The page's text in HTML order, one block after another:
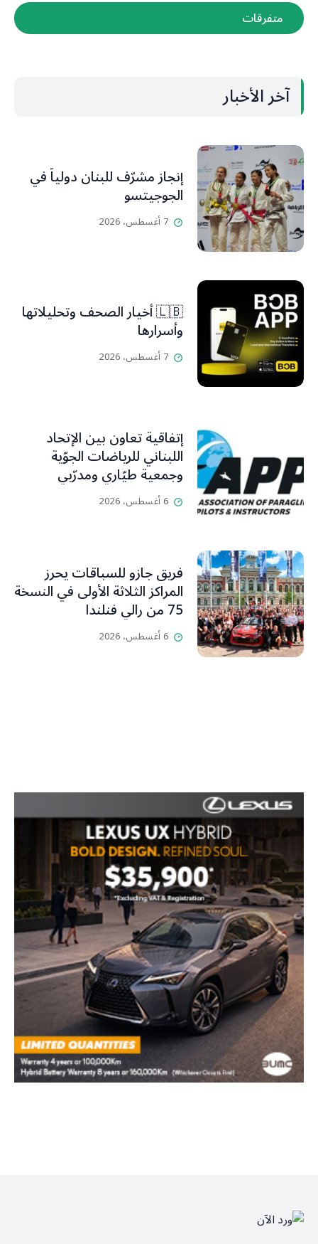
متفرقات
آخر الأخبار
إنجاز مشرّف للبنان دولياً في
الجوجيتسو
7 أغسطس، 2026
🇱🇧 أخيار الصحف وتحليلاتها
وأسرارها
7 أغسطس، 2026
إتفاقية تعاون بين الإتحاد
اللبناني للرياضات الجوّية
وجمعية طيّاري ومدرّبي
الطيران الشراعي
6 أغسطس، 2026
فريق جازو للسباقات يحرز
المراكز الثلاثة الأولى في النسخة
75 من رالي فنلندا
6 أغسطس، 2026